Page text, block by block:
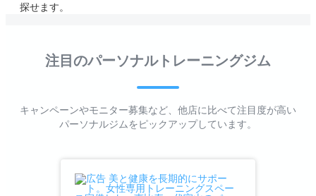
探せます。
注目のパーソナルトレーニングジム
キャンペーンやモニター募集など、他店に比べて注目度が高い
パーソナルジムをピックアップしています。